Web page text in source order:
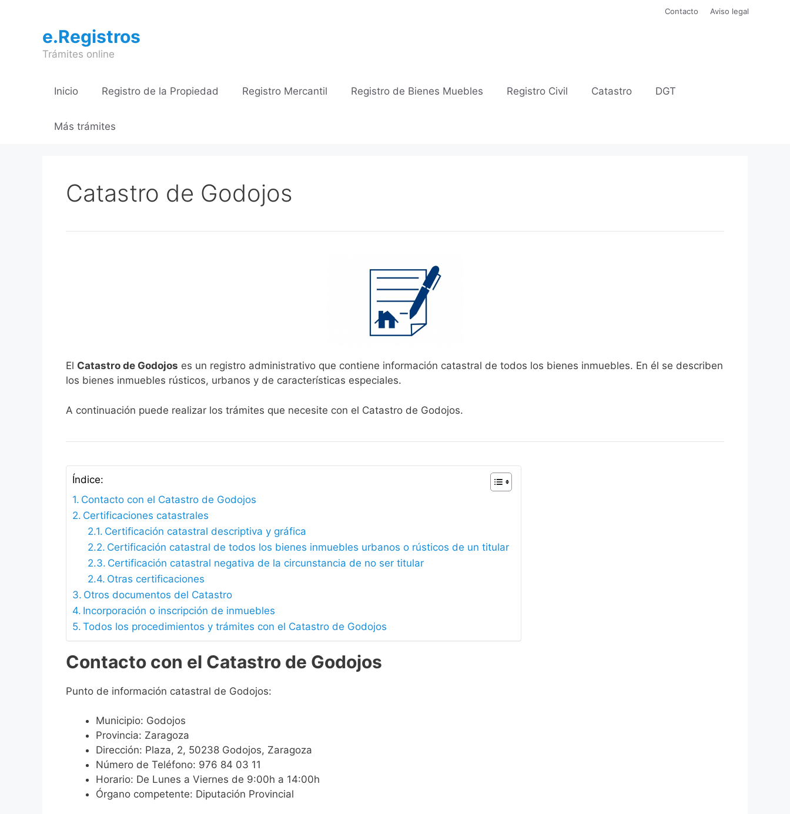
contenido
Contacto Aviso legal
e.Registros
Trámites online
Inicio Registro de la Propiedad Registro Mercantil Registro de Bienes Muebles Registro Civil Catastro DGT
Más trámites
Catastro de Godojos
El Catastro de Godojos es un registro administrativo que contiene información catastral de todos los bienes inmuebles. En él se describen
los bienes inmuebles rústicos, urbanos y de características especiales.
A continuación puede realizar los trámites que necesite con el Catastro de Godojos.
Índice:
Contacto con el Catastro de Godojos
Certificaciones catastrales
Certificación catastral descriptiva y gráfica
Certificación catastral de todos los bienes inmuebles urbanos o rústicos de un titular
Certificación catastral negativa de la circunstancia de no ser titular
Otras certificaciones
Otros documentos del Catastro
Incorporación o inscripción de inmuebles
Todos los procedimientos y trámites con el Catastro de Godojos
Contacto con el Catastro de Godojos
Punto de información catastral de Godojos:
Municipio: Godojos
Provincia: Zaragoza
Dirección: Plaza, 2, 50238 Godojos, Zaragoza
Número de Teléfono: 976 84 03 11
Horario: De Lunes a Viernes de 9:00h a 14:00h
Órgano competente: Diputación Provincial